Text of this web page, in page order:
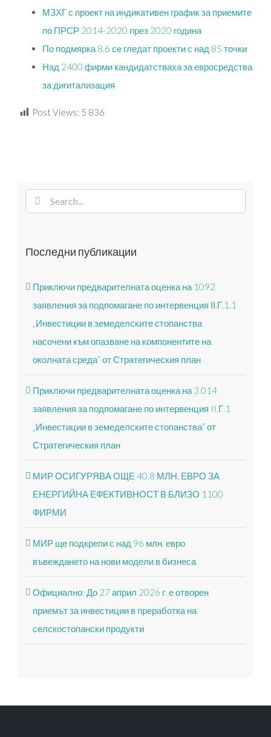
МЗХГ с проект на индикативен график за приемите
по ПРСР 2014-2020 през 2020 година
По подмярка 8.6 се гледат проекти с над 85 точки
Над 2400 фирми кандидатстваха за евросредства
за дигитализация
Post Views: 5 836
Search
for:
Последни публикации
Приключи предварителната оценка на 1092
заявления за подпомагане по интервенция ІІ.Г.1.1
„Инвестиции в земеделските стопанства
насочени към опазване на компонентите на
околната среда“ от Стратегическия план
Приключи предварителната оценка на 3 014
заявления за подпомагане по интервенция II.Г.1
„Инвестиции в земеделските стопанства“ от
Стратегическия план
МИР ОСИГУРЯВА ОЩЕ 40,8 МЛН. ЕВРО ЗА
ЕНЕРГИЙНА ЕФЕКТИВНОСТ В БЛИЗО 1100
ФИРМИ
МИР ще подкрепи с над 96 млн. евро
въвеждането на нови модели в бизнеса
Официално: До 27 април 2026 г. е отворен
приемът за инвестиции в преработка на
селскостопански продукти